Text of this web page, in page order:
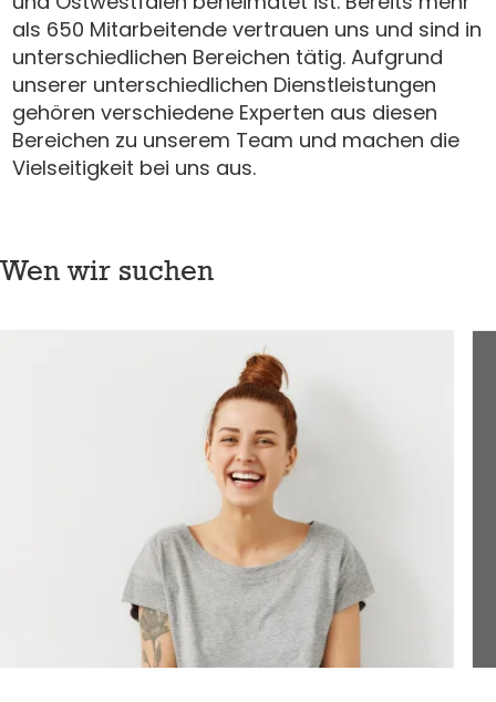
als 650 Mitarbeitende vertrauen uns und sind in
unterschiedlichen Bereichen tätig. Aufgrund
unserer unterschiedlichen Dienstleistungen
gehören verschiedene Experten aus diesen
Bereichen zu unserem Team und machen die
Vielseitigkeit bei uns aus.
Wen wir suchen